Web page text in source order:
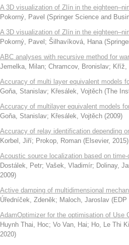
A 3D visualization of Zlín in the
Pokorný, Pavel (Springer Science and
A 3D visualization of Zlín in the
Pokorný, Pavel ; Šilhavíková, Hana (
ABC analyses with recursive method for
Jemelka, Milan; Chramcov, Bronislav; Kříž,
Accuracy of multi layer equivalent models
Goňa, Stanislav; Křesálek, Vojtěch (The
Accuracy of multilayer equivalent models
Goňa, Stanislav; Křesálek, Vojtěch (2009)
Accuracy of relay identification depending
Korbel, Jiří; Prokop, Roman (Elsevier, 2015)
Acoustic source localization based on
Dostálek, Petr; Vašek, Vladimír; Dolinay,
2009)
Active damping of multidimensional
Úředníček, Zdeněk; Maloch, Jaroslav (
AdamOptimizer for the optimisation of Use
Huynh Thai, Hoc; Vo Van, Hai; Ho, Le Thi
2020)